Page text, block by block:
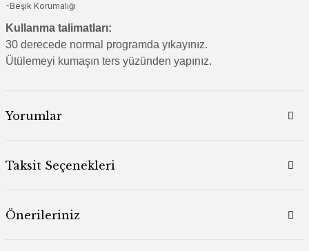
-Beşik Korumalığı
Kullanma talimatları:
30 derecede normal programda yıkayınız.
Ütülemeyi kumaşın ters yüzünden yapınız.
Yorumlar
Taksit Seçenekleri
Önerileriniz